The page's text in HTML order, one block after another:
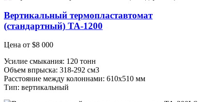
Вертикальный термопластавтомат
(стандартный) ТА-1200
Цена от $8 000
Усилие смыкания: 120 тонн
Объем впрыска: 318-292 см3
Расстояние между колоннами: 610х510 мм
Тип: вертикальный